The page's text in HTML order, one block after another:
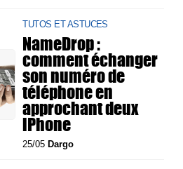
TUTOS ET ASTUCES
NameDrop :
comment échanger
son numéro de
téléphone en
approchant deux
iPhone
25/05 Dargo